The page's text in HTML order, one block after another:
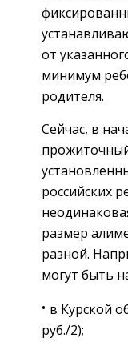
от
минимум
родителя.
Сейчас, в
российских
размер
разной.
могут быть
в Курской
руб./2);